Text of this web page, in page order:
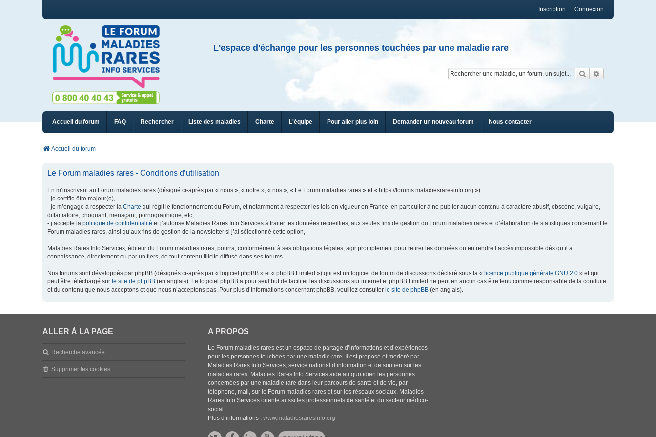
Connexion
Inscription
L'espace d'échange pour les personnes touchées par une maladie rare
Rechercher
Accueil du forum FAQ Rechercher Liste des maladies Charte L'équipe Pour aller plus loin Demander un nouveau forum Nous contacter
Accueil du forum
Le Forum maladies rares - Conditions d’utilisation
En m’inscrivant au Forum maladies rares (désigné ci-après par « nous », « notre », « nos », « Le Forum maladies rares » et « https://forums.maladiesraresinfo.org ») :
- je certifie être majeur(e),
- je m’engage à respecter la Charte qui régit le fonctionnement du Forum, et notamment à respecter les lois en vigueur en France, en particulier à ne publier aucun contenu à caractère abusif, obscène, vulgaire,
diffamatoire, choquant, menaçant, pornographique, etc,
- j’accepte la politique de confidentialité et j’autorise Maladies Rares Info Services à traiter les données recueillies, aux seules fins de gestion du Forum maladies rares et d’élaboration de statistiques concernant le
Forum maladies rares, ainsi qu’aux fins de gestion de la newsletter si j’ai sélectionné cette option,
Maladies Rares Info Services, éditeur du Forum maladies rares, pourra, conformément à ses obligations légales, agir promptement pour retirer les données ou en rendre l’accès impossible dès qu’il a
connaissance, directement ou par un tiers, de tout contenu illicite diffusé dans ses forums.
Nos forums sont développés par phpBB (désignés ci-après par « logiciel phpBB » et « phpBB Limited ») qui est un logiciel de forum de discussions déclaré sous la « licence publique générale GNU 2.0 » et qui
peut être téléchargé sur le site de phpBB (en anglais). Le logiciel phpBB a pour seul but de faciliter les discussions sur internet et phpBB Limited ne peut en aucun cas être tenu comme responsable de la conduite
et du contenu que nous acceptons et que nous n’acceptons pas. Pour plus d’informations concernant phpBB, veuillez consulter le site de phpBB (en anglais).
ALLER À LA PAGE
Recherche avancée
Supprimer les cookies
A PROPOS
Le Forum maladies rares est un espace de partage d’informations et d’expériences
pour les personnes touchées par une maladie rare. Il est proposé et modéré par
Maladies Rares Info Services, service national d’information et de soutien sur les
maladies rares. Maladies Rares Info Services aide au quotidien les personnes
concernées par une maladie rare dans leur parcours de santé et de vie, par
téléphone, mail, sur le Forum maladies rares et sur les réseaux sociaux. Maladies
Rares Info Services oriente aussi les professionnels de santé et du secteur médico-
social.
Plus d’informations :www.maladiesraresinfo.org